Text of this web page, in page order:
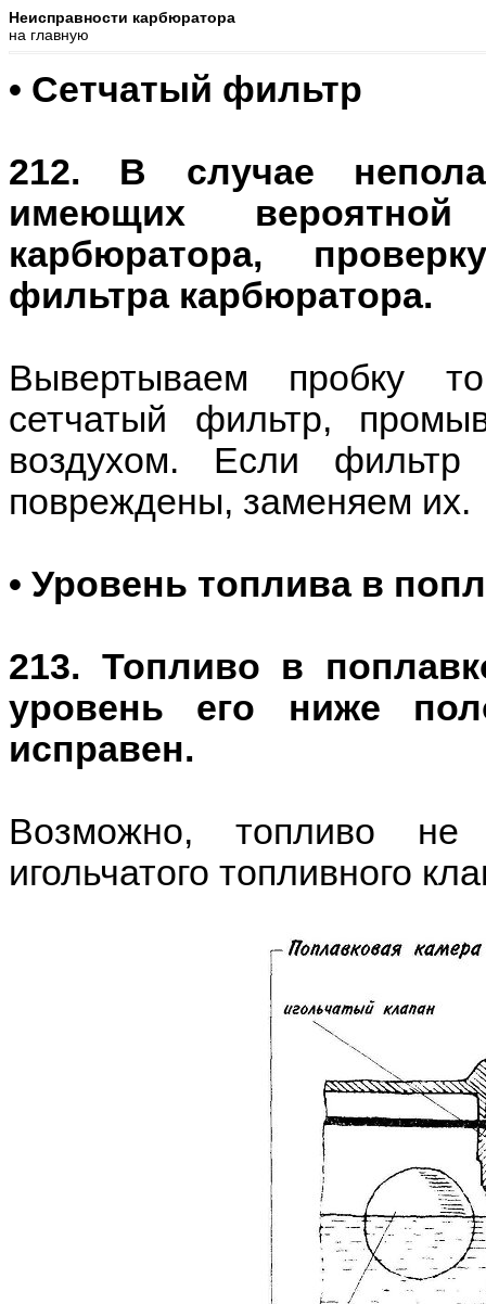
Неисправности карбюратора
на главную
• Сетчатый фильтр
212. В случае
имеющих вероятной
карбюратора,
фильтра карбюратора.
Вывертываем пробку
сетчатый фильтр,
воздухом. Если
повреждены, заменяем их.
• Уровень топлива в
213. Топливо в
уровень его ниже
исправен.
Возможно, топливо не
игольчатого топливного